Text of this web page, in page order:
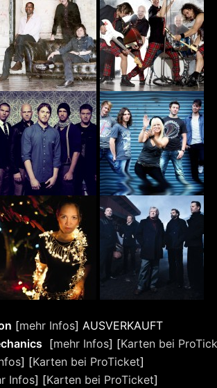
[mehr Infos] AUSVERKAUFT
[mehr Infos] [Karten bei
] [Karten bei ProTicket]
Infos] [Karten bei ProTicket]